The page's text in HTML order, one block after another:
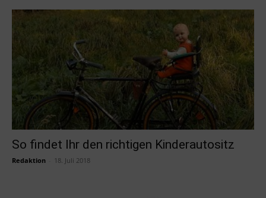
So findet Ihr den richtigen Kinderautositz
Redaktion 18. Juli 2018